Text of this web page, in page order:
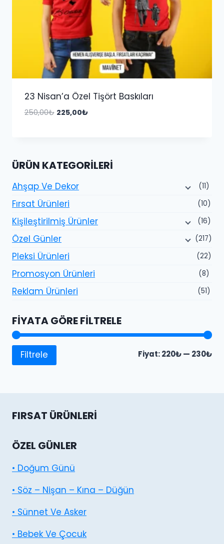
23 Nisan’a Özel Tişört Baskıları
250,00₺ Orijinal
225,00₺Şu
ÜRÜN KATEGORILERI
Ahşap Ve Dekor (11)
Fırsat Ürünleri (10)
Kişileştirilmiş Ürünler (16)
Özel Günler (217)
Pleksi Ürünleri (22)
Promosyon Ürünleri (8)
Reklam Ürünleri (51)
FIYATA GÖRE FILTRELE
En
En
Filtrele Fiyat:220₺— 230₺
FIRSAT ÜRÜNLERI
ÖZEL GÜNLER
• Doğum Günü
• Söz – Nişan – Kına – Düğün
• Sünnet Ve Asker
• Bebek Ve Çocuk